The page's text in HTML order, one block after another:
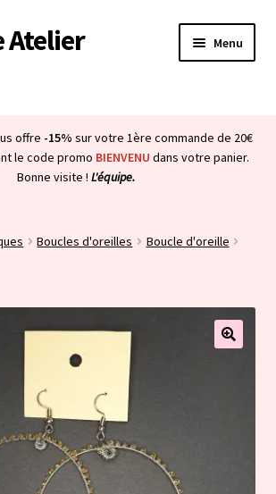
Atelier
Menu
Ouvrir
menu
Ouvrir
enfant
le
menu
offre -15% sur votre 1ère commande de 20€
le code promo BIENVENU dans votre panier.
Bonne visite ! L'équipe.
Boucles d'oreilles
Boucle d'oreille